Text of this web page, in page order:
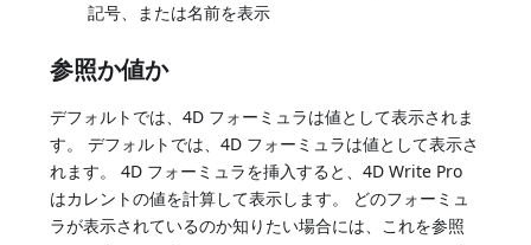
記号、または名前を表示
参照か値か
デフォルトでは、4D フォーミュラは値として表示されま
す。 デフォルトでは、4D フォーミュラは値として表示さ
れます。 4D フォーミュラを挿入すると、4D Write Pro
はカレントの値を計算して表示します。 どのフォーミュ
ラが表示されているのか知りたい場合には、これを参照